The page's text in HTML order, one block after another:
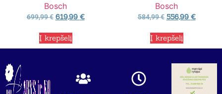
Bosch
699,99€ 619,99 €
Į krepšelį
Bosch
584,99€ 556,99 €
Į krepšelį